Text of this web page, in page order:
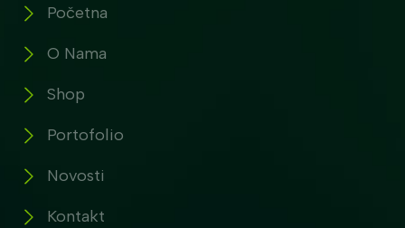
Početna
O Nama
Shop
Portofolio
Novosti
Kontakt